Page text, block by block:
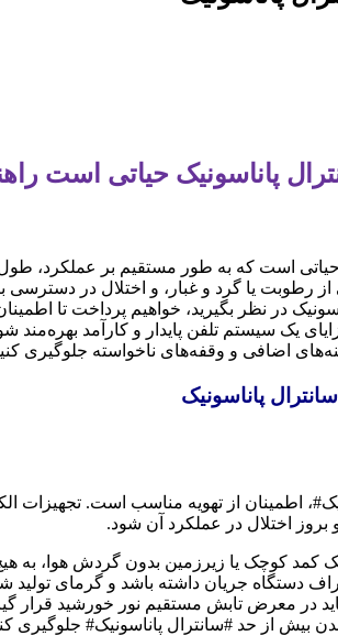
پاناسونیک حیاتی است
است که به طور مستقیم بر عملکرد،
یا گرد و غبار، و اختلال در دسترسی
در نظر بگیرید، خواهیم پرداخت تا
یک سیستم تلفن پایدار و کارآمد
اضافی و وقفه‌های ناخواسته جلوگیری
پاناسونیک
اطمینان از تهویه مناسب است. تجهیزات
اختلال در عملکرد آن شود.
کمد کوچک یا زیرزمین بدون گردش هوا،
دستگاه جریان داشته باشد و گرمای تولید
در معرض تابش مستقیم نور خورشید قرار
بیش از حد #سانترال پاناسونیک# جلوگیری